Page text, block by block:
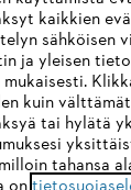
ehdot
kaikkien
sähköisen
ja yleisen
kuin
tai hylätä
tahansa